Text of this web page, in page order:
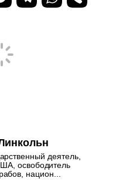
деятель,
освободитель
национ...